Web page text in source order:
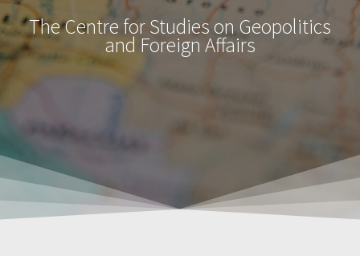
The Centre for Studies on Geopolitics
and Foreign Affairs